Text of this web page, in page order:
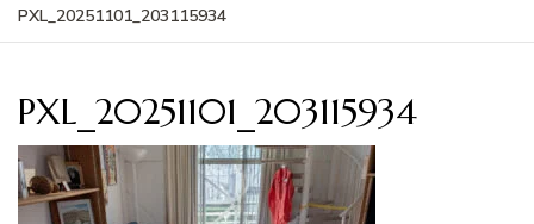
PXL_20251101_203115934
PXL_20251101_203115934